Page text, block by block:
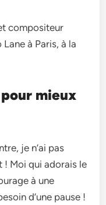
compositeur
à Paris, à la
mieux
je n’ai pas
! Moi qui adorais le
à une
d’une pause !